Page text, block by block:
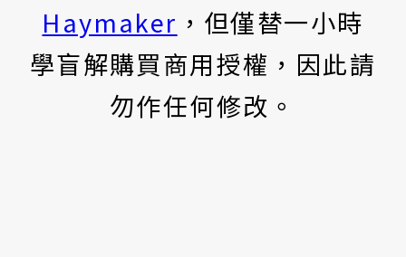
Haymaker ，但僅替一小時
學盲解購買商用授權，因此請
勿作任何修改。